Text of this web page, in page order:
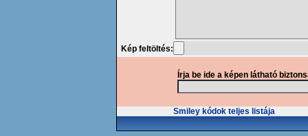
Kép feltöltés:
Írja be ide a képen látható
Smiley kódok teljes listája